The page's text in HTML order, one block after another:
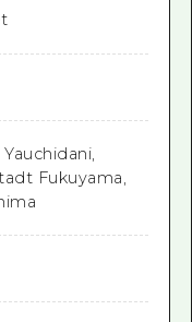
Yauchidani,
Fukuyama,